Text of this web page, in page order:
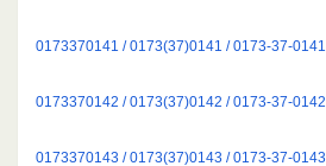
0173370141 / 0173(37)0141 / 0173-37-0141
0173370142 / 0173(37)0142 / 0173-37-0142
0173370143 / 0173(37)0143 / 0173-37-0143